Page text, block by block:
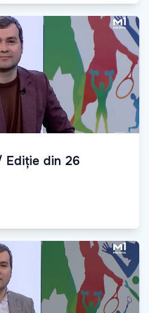
Ediție din 26